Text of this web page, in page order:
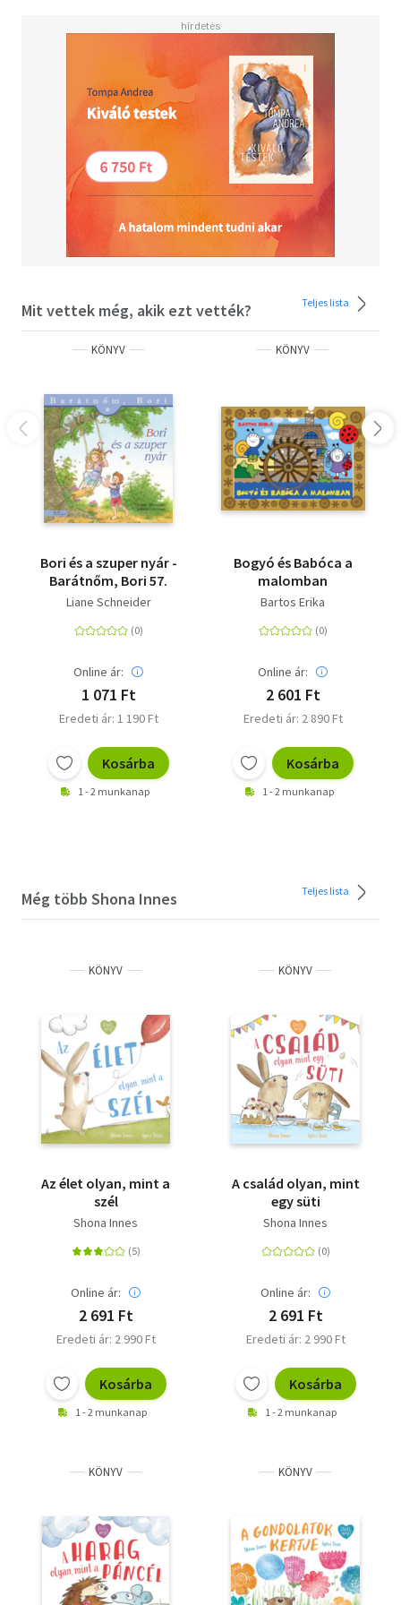
Mit vettek még, akik ezt vették? Teljes lista
KÖNYV
Bori és a szuper nyár -
Barátnőm, Bori 57.
Liane Schneider
Online ár:
1 071 Ft
Eredeti ár: 1 190 Ft
Kosárba
1 - 2 munkanap
KÖNYV
Bogyó és Babóca a
malomban
Bartos Erika
Online ár:
2 601 Ft
Eredeti ár: 2 890 Ft
Kosárba
1 - 2 munkanap
Még több Shona Innes Teljes lista
KÖNYV
Az élet olyan, mint a
szél
Shona Innes
Online ár:
2 691 Ft
Eredeti ár: 2 990 Ft
Kosárba
1 - 2 munkanap
KÖNYV
A család olyan, mint
egy süti
Shona Innes
Online ár:
2 691 Ft
Eredeti ár: 2 990 Ft
Kosárba
1 - 2 munkanap
KÖNYV KÖNYV